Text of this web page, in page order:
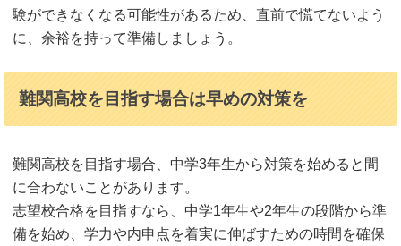
験ができなくなる可能性があるため、直前で慌てないよう
に、余裕を持って準備しましょう。
難関高校を目指す場合は早めの対策を
難関高校を目指す場合、中学3年生から対策を始めると間
に合わないことがあります。
志望校合格を目指すなら、中学1年生や2年生の段階から準
備を始め、学力や内申点を着実に伸ばすための時間を確保